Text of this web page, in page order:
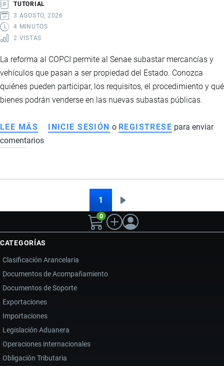
Y
MÁS
DE
CIGARRILLOS
DE
CONTRABANDO
TUTORIAL
3 AGOSTO, 2026
4 MINUTOS
2 VISTAS
La reforma al COPCI permite al Senae subastar mercancías y
vehículos que pasan a ser propiedad del Estado. Conozca
quiénes pueden participar, los requisitos, el procedimiento y qué
bienes podrán venderse en las nuevas subastas públicas.
LEE MÁS SOBRE
ECUADOR
SUBASTAS
ASÍ
PODRÁN
COMPRARSE
MERCANCÍAS
Y
VEHÍCULOS
DECOMISADOS
POR
EL
ESTADO
INICIE SESIÓN o REGISTRESE para enviar
comentarios
1
página
0
CATEGORÍAS
Clasificación Arancelaria
Documentos de Acompañamiento
Documentos de Soporte
Exportaciones
Importaciones
Legislación Aduanera
Operaciones internacionales
Obligación Tributaria